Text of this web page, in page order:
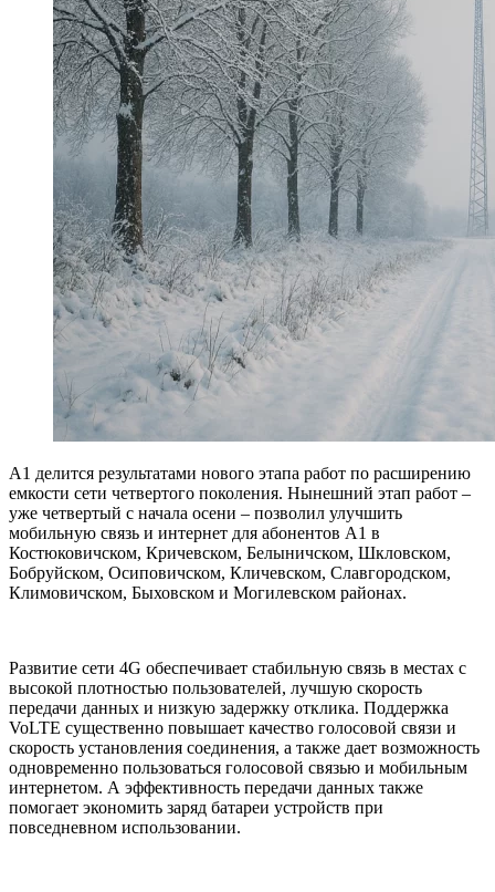
А1 делится результатами нового этапа работ по расширению
емкости сети четвертого поколения. Нынешний этап работ –
уже четвертый с начала осени – позволил улучшить
мобильную связь и интернет для абонентов А1 в
Костюковичском, Кричевском, Белыничском, Шкловском,
Бобруйском, Осиповичском, Кличевском, Славгородском,
Климовичском, Быховском и Могилевском районах.
Развитие сети 4G обеспечивает стабильную связь в местах с
высокой плотностью пользователей, лучшую скорость
передачи данных и низкую задержку отклика. Поддержка
VoLTE существенно повышает качество голосовой связи и
скорость установления соединения, а также дает возможность
одновременно пользоваться голосовой связью и мобильным
интернетом. А эффективность передачи данных также
помогает экономить заряд батареи устройств при
повседневном использовании.